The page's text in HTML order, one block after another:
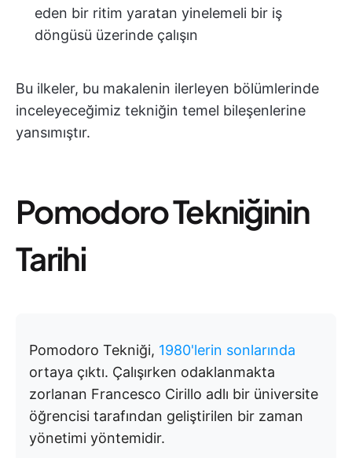
eden bir ritim yaratan yinelemeli bir iş
döngüsü üzerinde çalışın
Bu ilkeler, bu makalenin ilerleyen bölümlerinde
inceleyeceğimiz tekniğin temel bileşenlerine
yansımıştır.
Pomodoro Tekniğinin
Tarihi
Pomodoro Tekniği, 1980'lerin sonlarında
ortaya çıktı. Çalışırken odaklanmakta
zorlanan Francesco Cirillo adlı bir üniversite
öğrencisi tarafından geliştirilen bir zaman
yönetimi yöntemidir.